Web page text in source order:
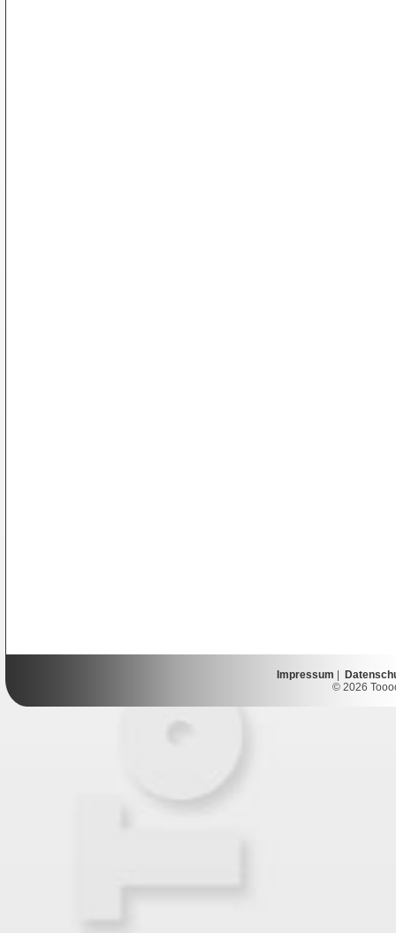
Impressum
© 2026